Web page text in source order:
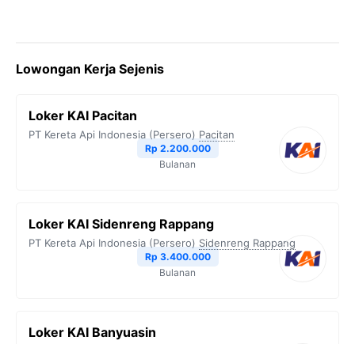
Lowongan Kerja Sejenis
Loker KAI Pacitan
PT Kereta Api Indonesia (Persero) Pacitan
Rp 2.200.000
Bulanan
Loker KAI Sidenreng Rappang
PT Kereta Api Indonesia (Persero) Sidenreng Rappang
Rp 3.400.000
Bulanan
Loker KAI Banyuasin